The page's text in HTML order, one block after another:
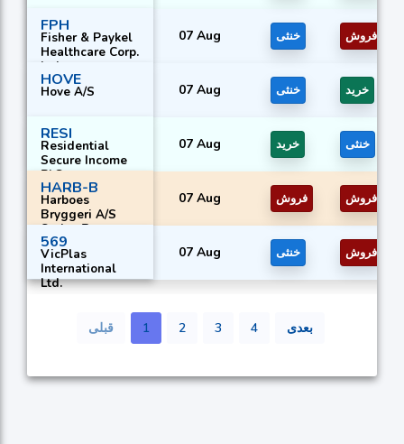
FPH
Fisher & Paykel
Healthcare Corp.
Ltd.
07 Aug خنثی فروش
HOVE
Hove A/S 07 Aug خنثی خرید
RESI
Residential
Secure Income
PLC
07 Aug خرید خنثی
HARB-B
Harboes
Bryggeri A/S
Series B
07 Aug فروش فروش
569
VicPlas
International
Ltd.
07 Aug خنثی فروش
قبلی 1 2 3 4 بعدی